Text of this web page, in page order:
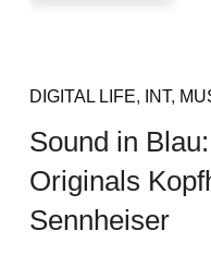
DIGITAL LIFE, INT,
Sound in
Originals
Sennheiser